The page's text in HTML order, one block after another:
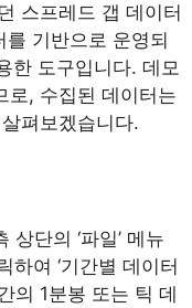
스프레드 갭 데이터
기반으로 운영되
한 도구입니다. 데모
로, 수집된 데이터는
펴보겠습니다.
단의 ‘파일’ 메뉴
하여 ‘기간별 데이터
의 1분봉 또는 틱 데